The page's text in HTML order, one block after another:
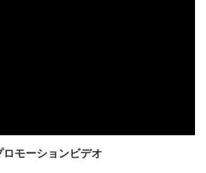
モーションビデオ